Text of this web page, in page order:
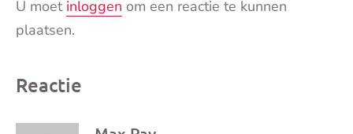
U moet inloggen om een reactie te kunnen
plaatsen.
Reactie